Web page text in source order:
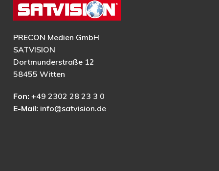
PRECON Medien GmbH
SATVISION
Dortmunderstraße 12
58455 Witten
Fon: +49 2302 28 23 3 0
E-Mail: info@satvision.de